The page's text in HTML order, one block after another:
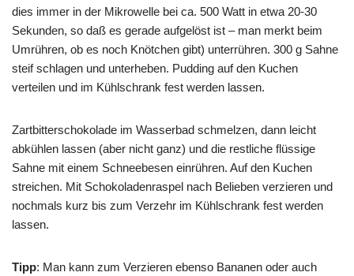
dies immer in der Mikrowelle bei ca. 500 Watt in etwa 20-30
Sekunden, so daß es gerade aufgelöst ist – man merkt beim
Umrühren, ob es noch Knötchen gibt) unterrühren. 300 g Sahne
steif schlagen und unterheben. Pudding auf den Kuchen
verteilen und im Kühlschrank fest werden lassen.
Zartbitterschokolade im Wasserbad schmelzen, dann leicht
abkühlen lassen (aber nicht ganz) und die restliche flüssige
Sahne mit einem Schneebesen einrühren. Auf den Kuchen
streichen. Mit Schokoladenraspel nach Belieben verzieren und
nochmals kurz bis zum Verzehr im Kühlschrank fest werden
lassen.
Tipp: Man kann zum Verzieren ebenso Bananen oder auch